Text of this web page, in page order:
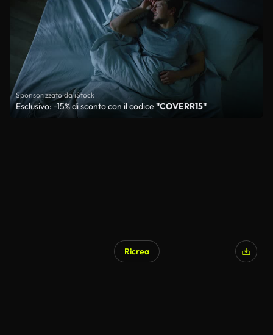
Sponsorizzato da iStock
Esclusivo: -15% di sconto con il codice "COVERR15"
Ricrea